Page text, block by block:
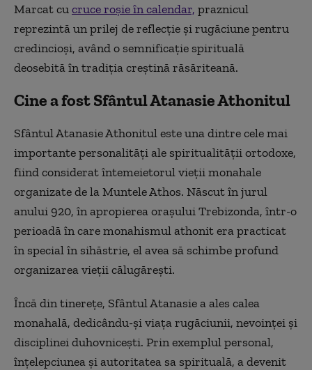
Marcat cucruce roșie în calendar, praznicul
reprezintă un prilej de reflecție și rugăciune pentru
credincioși, având o semnificație spirituală
deosebită în tradiția creștină răsăriteană.
Cine a fost Sfântul Atanasie Athonitul
Sfântul Atanasie Athonitul este una dintre cele mai
importante personalități ale spiritualității ortodoxe,
fiind considerat întemeietorul vieții monahale
organizate de la Muntele Athos. Născut în jurul
anului 920, în apropierea orașului Trebizonda, într-o
perioadă în care monahismul athonit era practicat
în special în sihăstrie, el avea să schimbe profund
organizarea vieții călugărești.
Încă din tinerețe, Sfântul Atanasie a ales calea
monahală, dedicându-și viața rugăciunii, nevoinței și
disciplinei duhovnicești. Prin exemplul personal,
înțelepciunea și autoritatea sa spirituală, a devenit